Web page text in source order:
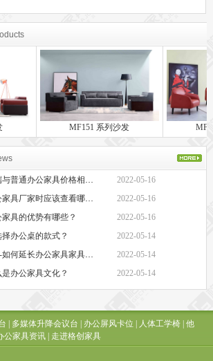
MF151 系列沙发
2022-05-16
·办公家具厂家-选择办公家具厂家时应该查看哪些方面？
2022-05-16
具的优势有哪些？
2022-05-16
办公桌的款式？
2022-05-14
·办公椅子图片大全价格-如何延长办公家具家具的保质期？
2022-05-14
办公家具文化？
2022-05-14
| 多媒体升降会议台 | 办公屏风卡位 | 人体工学椅| 他
公家具资讯| 走进格创家具